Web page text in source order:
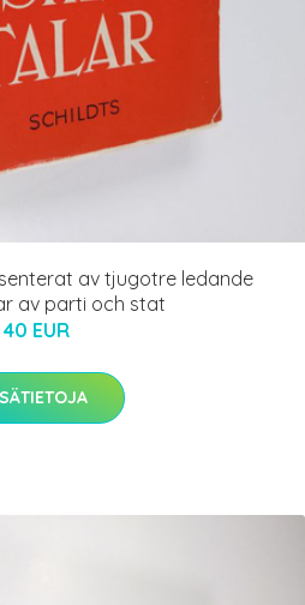
av tjugotre ledande
av parti och stat
40 EUR